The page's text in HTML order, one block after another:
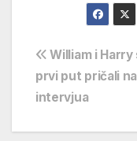
objava
William i Harry
prvi put pričali
intervjua